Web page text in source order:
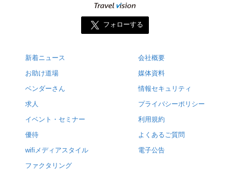
フォローする
新着ニュース
お助け道場
ベンダーさん
求人
イベント・セミナー
優待
wifiメディアスタイル
ファクタリング
会社概要
媒体資料
情報セキュリティ
プライバシーポリシー
利用規約
よくあるご質問
電子公告